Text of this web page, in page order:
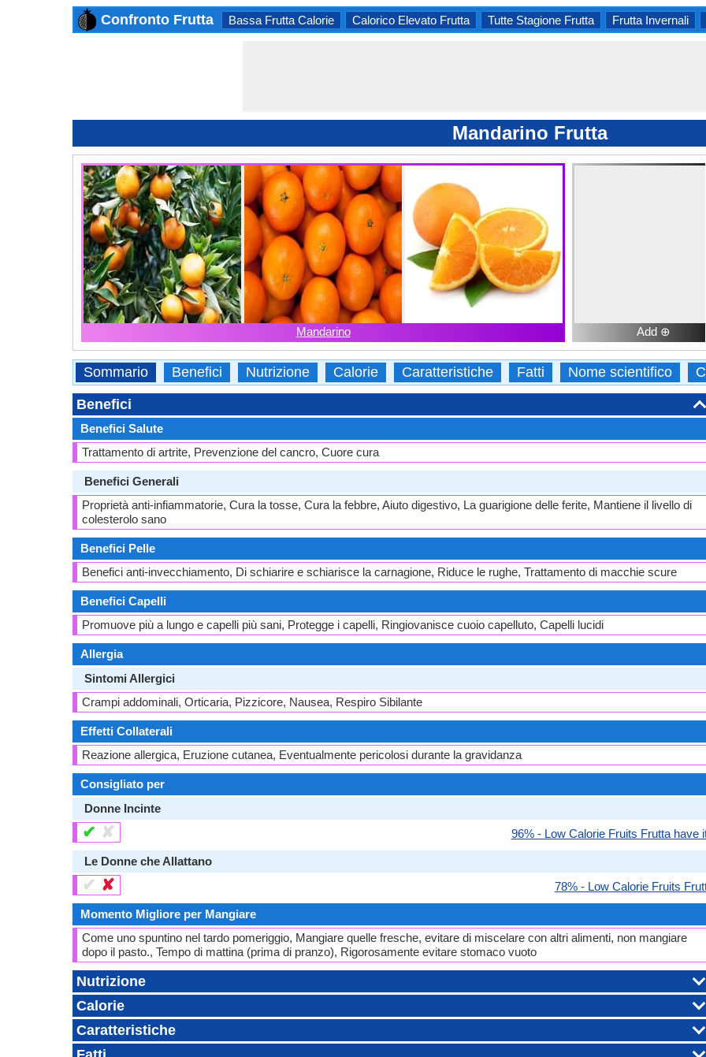
Confronto Frutta Bassa Frutta Calorie Calorico Elevato Frutta Tutte Stagione Frutta Frutta Invernali
Mandarino Frutta
Mandarino Add ⊕
Sommario Benefici Nutrizione Calorie Caratteristiche Fatti Nome scientifico
Benefici
Benefici Salute
Trattamento di artrite, Prevenzione del cancro, Cuore cura
Benefici Generali
Proprietà anti-infiammatorie, Cura la tosse, Cura la febbre, Aiuto digestivo, La guarigione delle ferite, Mantiene il livello di
colesterolo sano
Benefici Pelle
Benefici anti-invecchiamento, Di schiarire e schiarisce la carnagione, Riduce le rughe, Trattamento di macchie scure
Benefici Capelli
Promuove più a lungo e capelli più sani, Protegge i capelli, Ringiovanisce cuoio capelluto, Capelli lucidi
Allergia
Sintomi Allergici
Crampi addominali, Orticaria, Pizzicore, Nausea, Respiro Sibilante
Effetti Collaterali
Reazione allergica, Eruzione cutanea, Eventualmente pericolosi durante la gravidanza
Consigliato per
Donne Incinte
✔ ✘ 96% - Low Calorie Fruits Frutta have
Le Donne che Allattano
✔ ✘ 78% - Low Calorie Fruits
Momento Migliore per Mangiare
Come uno spuntino nel tardo pomeriggio, Mangiare quelle fresche, evitare di miscelare con altri alimenti, non mangiare
dopo il pasto., Tempo di mattina (prima di pranzo), Rigorosamente evitare stomaco vuoto
Nutrizione
Calorie
Caratteristiche